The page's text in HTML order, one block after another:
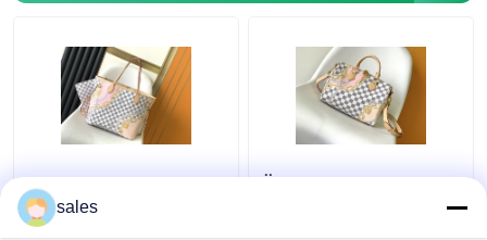
Tahiti begrenzte
kundenspezifische
eingebrannte Taschen
Überzogenes
sales